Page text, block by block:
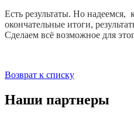
Есть результаты. Но надеемся,
окончательные итоги,
Сделаем всё возможное для
Возврат к списку
Наши партнеры